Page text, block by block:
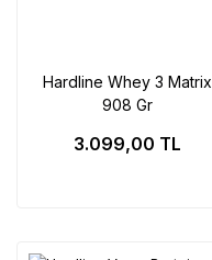
Hardline Whey 3 Matrix
908 Gr
3.099,00 TL